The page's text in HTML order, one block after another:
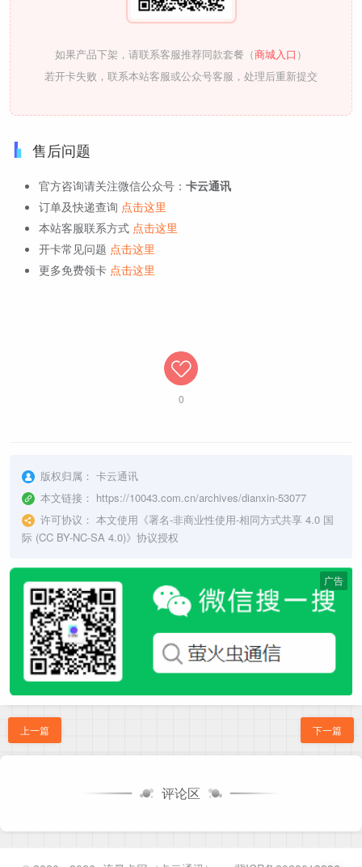
如果产品下架，请联系客服推荐同款套餐（商城入口 ）
若开卡失败，联系本站客服或公众号客服，处理后重新提交
售后问题
官方咨询请关注微信公众号： 卡云通讯
订单及快递查询 点击这里
本站客服联系方式 点击这里
开卡常见问题 点击这里
更多免费领卡 点击这里
0
版权归属： 卡云通讯
本文链接： https://10043.com.cn/archives/dianxin-53077
许可协议： 本文使用《署名-非商业性使用-相同方式共享 4.0 国
际 (CC BY-NC-SA 4.0)》协议授权
广告
上一篇 下一篇
评论区